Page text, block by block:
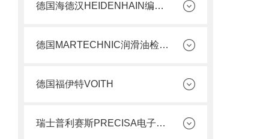
德国海德汉HEIDENHAIN编码器
德国MARTECHNIC润滑油检测套件
德国福伊特VOITH
瑞士普利赛斯PRECISA电子天平